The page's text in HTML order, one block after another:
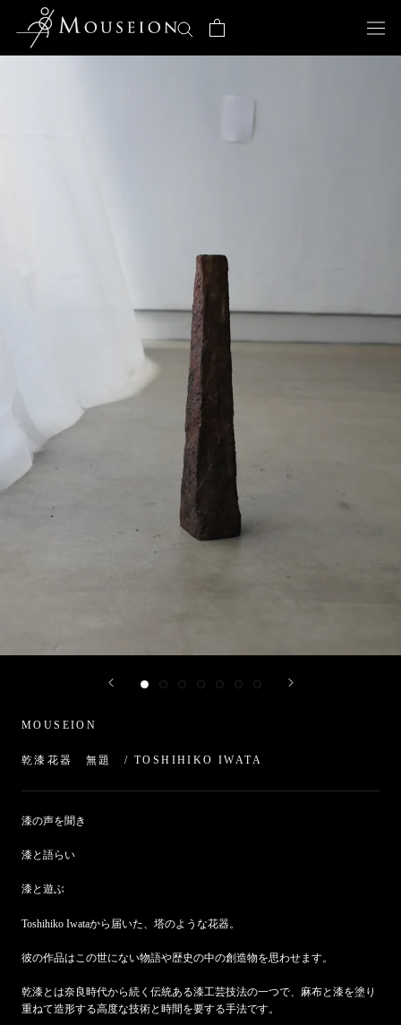
MOUSEION
乾漆花器 無題 / TOSHIHIKO IWATA
漆の声を聞き
漆と語らい
漆と遊ぶ
Toshihiko Iwataから届いた、塔のような花器。
彼の作品はこの世にない物語や歴史の中の創造物を思わせます。
乾漆とは奈良時代から続く伝統ある漆工芸技法の一つで、麻布と漆を塗り
重ねて造形する高度な技術と時間を要する手法です。